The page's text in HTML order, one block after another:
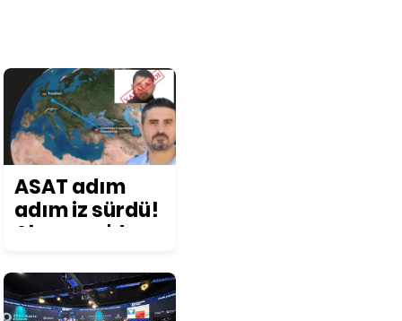
ASAT adım
adım iz sürdü!
Almanya'da
Türkiye'ye
iade edildi